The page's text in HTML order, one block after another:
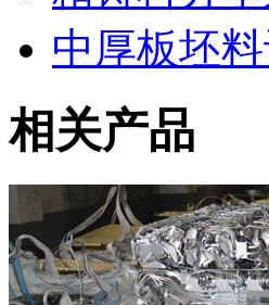
中厚板坯
相关产品